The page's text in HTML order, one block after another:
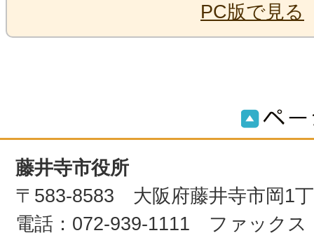
PC版で見る
藤井寺市役所
〒583-8583 大阪府藤井寺市岡1
電話：072-939-1111 ファックス